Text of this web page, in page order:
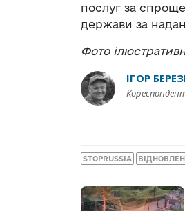
послуг за
держави за
Фото
ІГОР
STOPRUSSIA